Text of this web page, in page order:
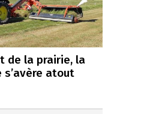
de la prairie, la
atout